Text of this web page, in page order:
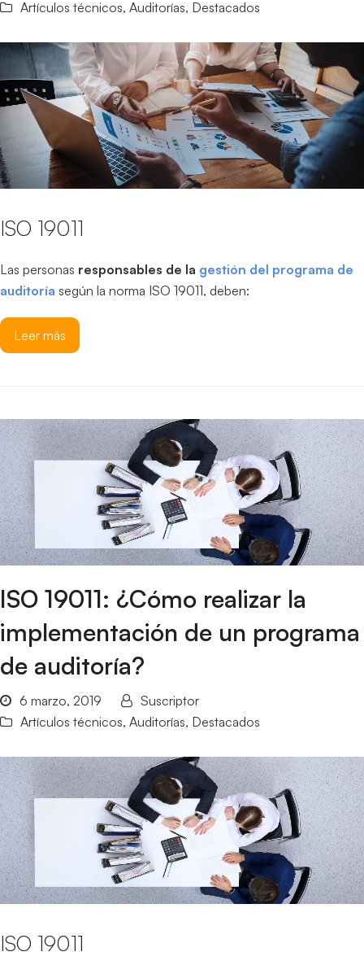
Artículos técnicos, Auditorías, Destacados
ISO 19011
Las personas responsables de la gestión del programa de
auditoría según la norma ISO 19011, deben:
Leer más
ISO 19011: ¿Cómo realizar la
implementación de un programa
de auditoría?
6 marzo, 2019
Suscriptor
Artículos técnicos, Auditorías, Destacados
ISO 19011